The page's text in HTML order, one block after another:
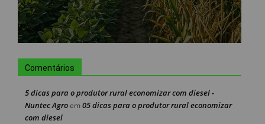
Comentários
5 dicas para o produtor rural economizar com diesel -
Nuntec Agroem 05 dicas para o produtor rural economizar
com diesel